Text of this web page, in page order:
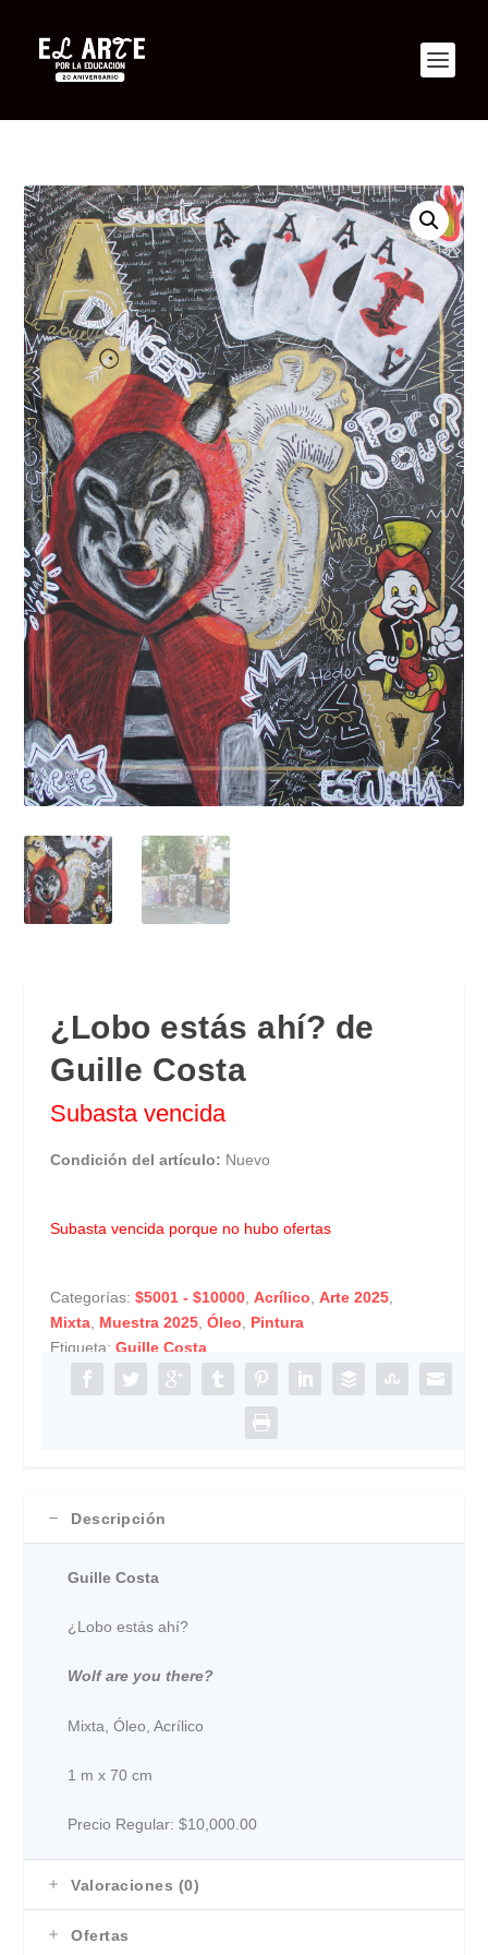
¿Lobo estás ahí? de
Guille Costa
Subasta vencida
Condición del artículo: Nuevo
Subasta vencida porque no hubo ofertas
Categorías:$5001 - $10000 ,Acrílico ,Arte 2025
Mixta Muestra 2025 ,Óleo
Pintura
Etiqueta:Guille Costa
Descripción
Guille Costa
¿Lobo estás ahí?
Wolf are you there?
Mixta, Óleo, Acrílico
1 m x 70 cm
Precio Regular: $10,000.00
Valoraciones (0)
Ofertas